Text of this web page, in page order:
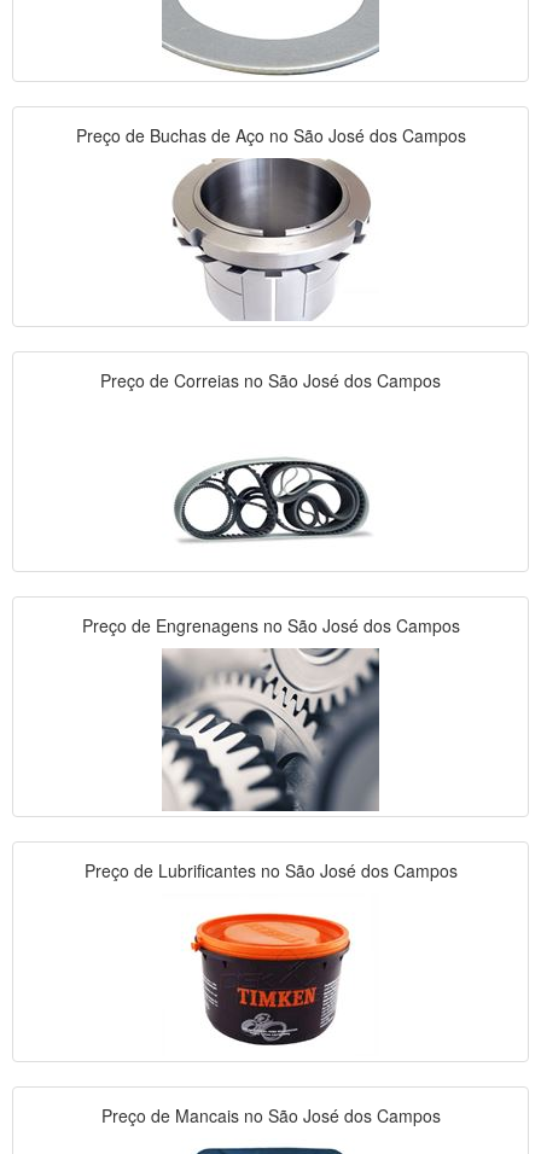
Preço de Buchas de Aço no São José dos Campos
Preço de Correias no São José dos Campos
Preço de Engrenagens no São José dos Campos
Preço de Lubrificantes no São José dos Campos
Preço de Mancais no São José dos Campos